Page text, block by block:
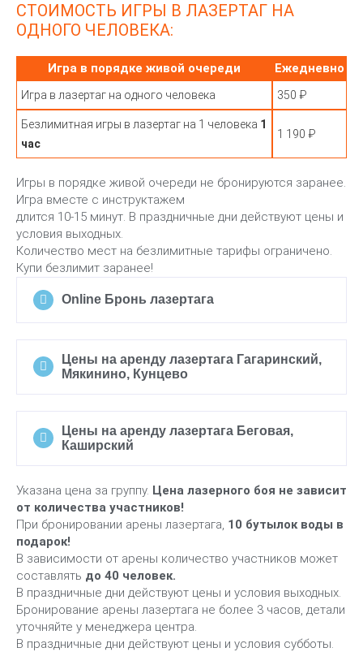
СТОИМОСТЬ ИГРЫ В ЛАЗЕРТАГ НА
ОДНОГО ЧЕЛОВЕКА:
Игра в порядке живой очереди Ежедневно
Игра в лазертаг на одного человека 350 ₽
Безлимитная игры в лазертаг на 1 человека 1
час
1 190 ₽
Игры в порядке живой очереди не бронируются заранее.
Игра вместе с инструктажем
длится 10-15 минут. В праздничные дни действуют цены и
условия выходных.
Количество мест на безлимитные тарифы ограничено.
Купи безлимит заранее!
Online Бронь лазертага
Цены на аренду лазертага Гагаринский,
Мякинино, Кунцево
Цены на аренду лазертага Беговая,
Каширский
Указана цена за группу. Цена лазерного боя не зависит
от количества участников!
При бронировании арены лазертага, 10 бутылок воды в
подарок!
В зависимости от арены количество участников может
составлять до 40 человек.
В праздничные дни действуют цены и условия выходных.
Бронирование арены лазертага не более 3 часов, детали
уточняйте у менеджера центра.
В праздничные дни действуют цены и условия субботы.